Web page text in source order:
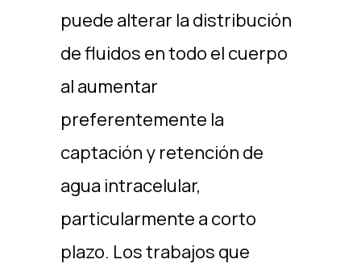
puede alterar la distribución
de fluidos en todo el cuerpo
al aumentar
preferentemente la
captación y retención de
agua intracelular,
particularmente a corto
plazo. Los trabajos que